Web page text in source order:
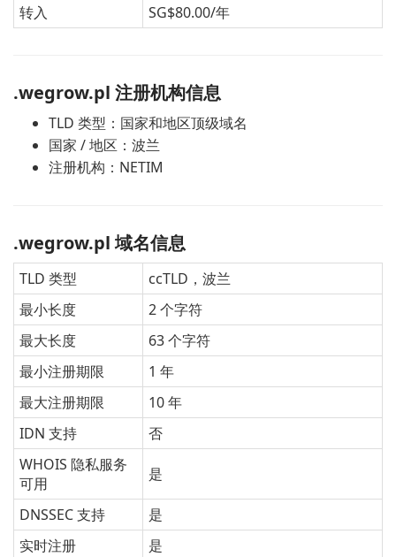
转入
SG$80.00/年
.wegrow.pl 注册机构信息
TLD 类型：国家和地区顶级域名
国家 / 地区：波兰
注册机构：NETIM
.wegrow.pl 域名信息
TLD 类型
ccTLD，波兰
最小长度
2 个字符
最大长度
63 个字符
最小注册期限
1 年
最大注册期限
10 年
IDN 支持
否
WHOIS 隐私服务
可用
是
DNSSEC 支持
是
实时注册
是